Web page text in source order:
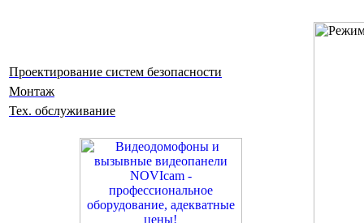
Проектирование систем безопасности
Монтаж
Тех. обслуживание